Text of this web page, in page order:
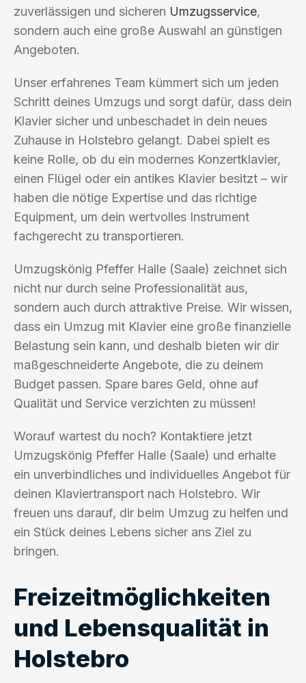
zuverlässigen und sicheren Umzugsservice,
sondern auch eine große Auswahl an günstigen
Angeboten.
Unser erfahrenes Team kümmert sich um jeden
Schritt deines Umzugs und sorgt dafür, dass dein
Klavier sicher und unbeschadet in dein neues
Zuhause in Holstebro gelangt. Dabei spielt es
keine Rolle, ob du ein modernes Konzertklavier,
einen Flügel oder ein antikes Klavier besitzt – wir
haben die nötige Expertise und das richtige
Equipment, um dein wertvolles Instrument
fachgerecht zu transportieren.
Umzugskönig Pfeffer Halle (Saale) zeichnet sich
nicht nur durch seine Professionalität aus,
sondern auch durch attraktive Preise. Wir wissen,
dass ein Umzug mit Klavier eine große finanzielle
Belastung sein kann, und deshalb bieten wir dir
maßgeschneiderte Angebote, die zu deinem
Budget passen. Spare bares Geld, ohne auf
Qualität und Service verzichten zu müssen!
Worauf wartest du noch? Kontaktiere jetzt
Umzugskönig Pfeffer Halle (Saale) und erhalte
ein unverbindliches und individuelles Angebot für
deinen Klaviertransport nach Holstebro. Wir
freuen uns darauf, dir beim Umzug zu helfen und
ein Stück deines Lebens sicher ans Ziel zu
bringen.
Freizeitmöglichkeiten
und Lebensqualität in
Holstebro